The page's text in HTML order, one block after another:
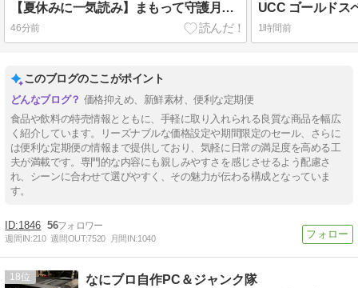
【夏休みに一気読み】まもって守護月天！ Kindle版 全10巻 各巻99円【全10巻合計990円】
46分前 1時間前
このブログのここがポイント
価格抑えめ、新鮮素材、便利な定期便
食品や飲料の特売情報とともに、手軽に取り入れられる良質な商品を幅広
く紹介しています。リーズナブルな価格設定や期間限定のセール、さらに
は便利な定期便の情報まで提供しており、気軽に日常の満足度を高める工
夫が満載です。専門的な内容にも親しみやすさを感じさせるよう配慮さ
れ、シーンに合わせて選びやすく、その魅力が伝わる構成となっていま
す。
1846 56
週間IN:210 週間OUT:7520 月間IN:1040
18 なにブロ自作PC＆ジャンク隊